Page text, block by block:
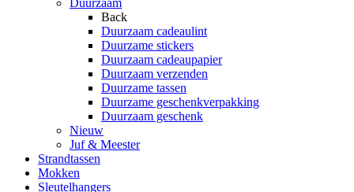
Duurzaam
Back
Duurzaam cadeaulint
Duurzame stickers
Duurzaam cadeaupapier
Duurzaam verzenden
Duurzame tassen
Duurzame geschenkverpakking
Duurzaam geschenk
Nieuw
Juf & Meester
Strandtassen
Mokken
Sleutelhangers